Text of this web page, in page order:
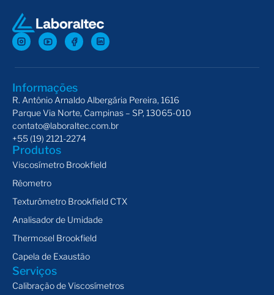
Informações
R. Antônio Arnaldo Albergária Pereira, 1616
Parque Via Norte, Campinas – SP, 13065-010
contato@laboraltec.com.br
+55 (19) 2121-2274
Produtos
Viscosímetro Brookfield
Rêometro
Texturômetro Brookfield CTX
Analisador de Umidade
Thermosel Brookfield
Capela de Exaustão
Serviços
Calibração de Viscosímetros